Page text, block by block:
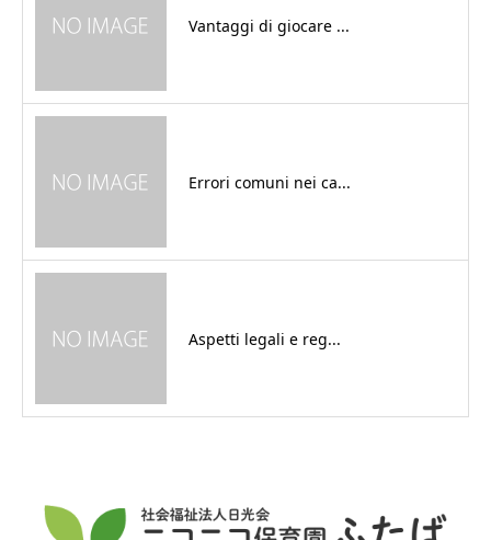
Vantaggi di giocare ...
Errori comuni nei ca...
Aspetti legali e reg...